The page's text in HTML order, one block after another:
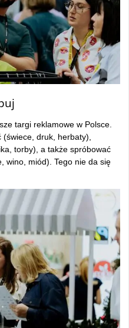
targi reklamowe w Polsce.
(świece, druk, herbaty),
torby), a także spróbować
wino, miód). Tego nie da się